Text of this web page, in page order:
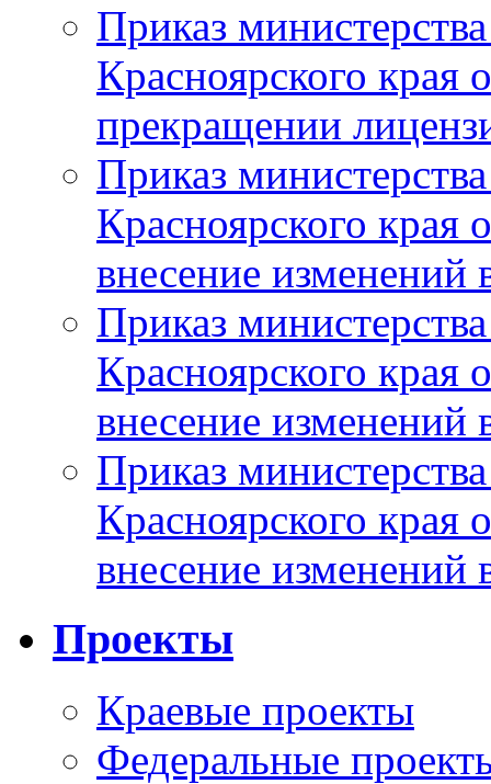
Приказ
Красноярского
прекращении
Приказ
Красноярского
внесение изменений
Приказ
Красноярского
внесение изменений
Приказ
Красноярского
внесение изменений
Проекты
Краевые проекты
Федеральные